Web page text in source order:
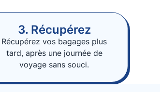
3. Récupérez
Récupérez vos bagages plus
tard, après une journée de
voyage sans souci.